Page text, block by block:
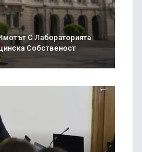
С Лабораторията
Собственост